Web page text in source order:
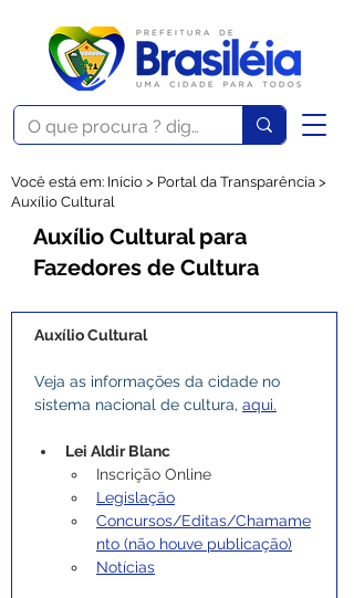
Você está em: Início > Portal da Transparência >
Auxílio Cultural
Auxílio Cultural para
Fazedores de Cultura
Auxílio Cultural
Veja as informações da cidade no
sistema nacional de cultura, aqui.
Lei Aldir Blanc
Inscrição Online
Legislação
Concursos/Editas/Chamame
nto (não houve publicação)
Notícias